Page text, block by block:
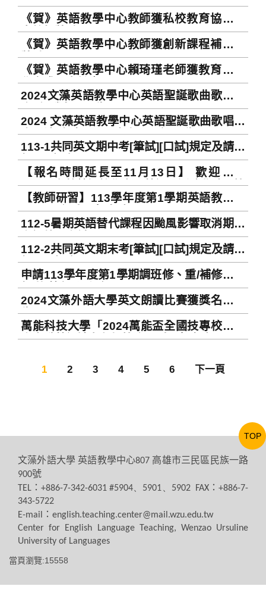
《賀》英語教學中心教師獲私校教育協會優
良教師獎勵
《賀》英語教學中心教師獲創新課程補助及
獎勵
《賀》英語教學中心賴琦瑾老師獲教育部教
學實踐研究計畫
2024文藻英語教學中心英語聖誕歌曲歌唱比
賽_優勝名單公告
2024 文藻英語教學中心英語聖誕歌曲歌唱比
賽_決賽名單暨出場順序公告 English
Christmas Carol Singing Contest
Finalists and Performance Order
Announcement
113-1共同英文期中考[筆試][口試]規定及請假
相關事宜 Regulations related to 113-1
General English Mid-term
Examination(Written Test/ Oral Test) and
application for leave
【報名時間延長至11月13日】 歡迎報名
_2024文藻英語教學中心英語聖誕歌曲歌唱比
賽 2024 Wenzao CELT English Christmas
Carol Singing Contest
【教師研習】113學年度第1學期英語教學中
心研習會受理報名中 Welcome to register
for 2024 CELT's workshops
112-5暑期英語替代課程因颱風影響取消期末
考課外題考試
112-2共同英文期末考[筆試][口試]規定及請假
相關事宜Regulations related to 112-2
General English Final
Examination(Written Test/ Oral Test) and
application for leave
申請113學年度第1學期調班修、重/補修、跳
級共英課程須知 Application for Course
Level-up, Make-up or Retake of 2024 Fall
Semester
2024文藻外語大學英文朗讀比賽獲獎名單公
告
萬能科技大學「2024萬能盃全國技專校院暨
高中職英語讀者劇場比賽」受理報名中
1 2 3 4 5 6 下一頁
文藻外語大學 英語教學中心807 高雄市三民區民族一路
900號
TEL ：+886-7-342-6031 #5904、5901、5902 FAX：+886-7-
343-5722
E-mail
： english.teaching.center@mail.wzu.edu.tw
Center for English Language Teaching, Wenzao Ursuline
University of Languages
當頁瀏覽:15558
TOP